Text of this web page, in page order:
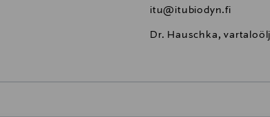
itu@itubiodyn.fi
Dr. Hauschka,